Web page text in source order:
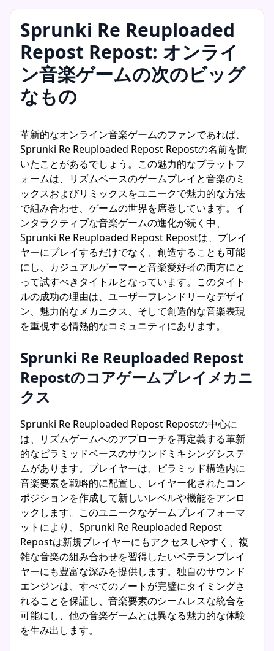
Sprunki Re Reuploaded
Repost Repost: オンライ
ン音楽ゲームの次のビッグ
なもの
革新的なオンライン音楽ゲームのファンであれば、
Sprunki Re Reuploaded Repost Repostの名前を聞
いたことがあるでしょう。この魅力的なプラットフ
ォームは、リズムベースのゲームプレイと音楽のミ
ックスおよびリミックスをユニークで魅力的な方法
で組み合わせ、ゲームの世界を席巻しています。イ
ンタラクティブな音楽ゲームの進化が続く中、
Sprunki Re Reuploaded Repost Repostは、プレイ
ヤーにプレイするだけでなく、創造することも可能
にし、カジュアルゲーマーと音楽愛好者の両方にと
って試すべきタイトルとなっています。このタイト
ルの成功の理由は、ユーザーフレンドリーなデザイ
ン、魅力的なメカニクス、そして創造的な音楽表現
を重視する情熱的なコミュニティにあります。
Sprunki Re Reuploaded Repost
Repostのコアゲームプレイメカニ
クス
Sprunki Re Reuploaded Repost Repostの中心に
は、リズムゲームへのアプローチを再定義する革新
的なピラミッドベースのサウンドミキシングシステ
ムがあります。プレイヤーは、ピラミッド構造内に
音楽要素を戦略的に配置し、レイヤー化されたコン
ポジションを作成して新しいレベルや機能をアンロ
ックします。このユニークなゲームプレイフォーマ
ットにより、Sprunki Re Reuploaded Repost
Repostは新規プレイヤーにもアクセスしやすく、複
雑な音楽の組み合わせを習得したいベテランプレイ
ヤーにも豊富な深みを提供します。独自のサウンド
エンジンは、すべてのノートが完璧にタイミングさ
れることを保証し、音楽要素のシームレスな統合を
可能にし、他の音楽ゲームとは異なる魅力的な体験
を生み出します。